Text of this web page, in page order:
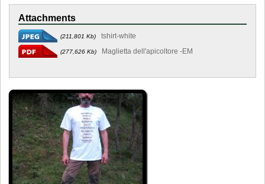
Attachments
(211,801 Kb) tshirt-white
(277,626 Kb) Maglietta dell'apicoltore -EM